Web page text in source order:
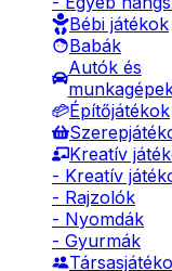
Bébi játékok
Babák
Autók és
Építőjátékok
Kreatív
- Kreatív
- Rajzolók
- Nyomdák
- Gyurmák